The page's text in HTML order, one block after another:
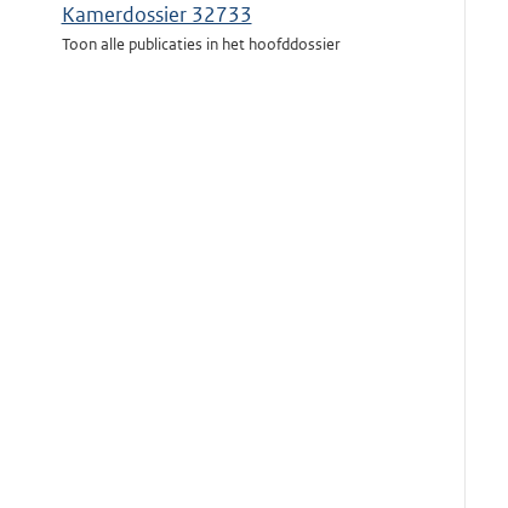
Kamerdossier 32733
Toon alle publicaties in het hoofddossier